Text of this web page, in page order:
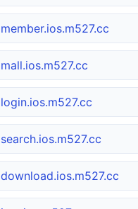
member.ios.m527.cc
mall.ios.m527.cc
login.ios.m527.cc
search.ios.m527.cc
download.ios.m527.cc